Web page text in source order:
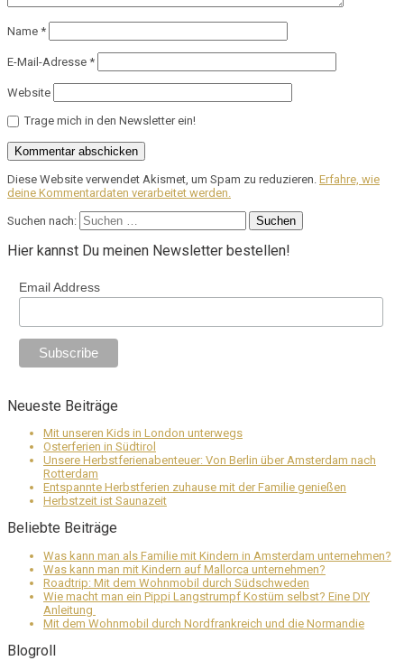
Name *
E-Mail-Adresse *
Website
Trage mich in den Newsletter ein!
Diese Website verwendet Akismet, um Spam zu reduzieren. Erfahre, wie
deine Kommentardaten verarbeitet werden.
Suchen nach:
Hier kannst Du meinen Newsletter bestellen!
Email Address
Neueste Beiträge
Mit unseren Kids in London unterwegs
Osterferien in Südtirol
Unsere Herbstferienabenteuer: Von Berlin über Amsterdam nach
Rotterdam
Entspannte Herbstferien zuhause mit der Familie genießen
Herbstzeit ist Saunazeit
Beliebte Beiträge
Was kann man als Familie mit Kindern in Amsterdam unternehmen?
Was kann man mit Kindern auf Mallorca unternehmen?
Roadtrip: Mit dem Wohnmobil durch Südschweden
Wie macht man ein Pippi Langstrumpf Kostüm selbst? Eine DIY
Anleitung
Mit dem Wohnmobil durch Nordfrankreich und die Normandie
Blogroll